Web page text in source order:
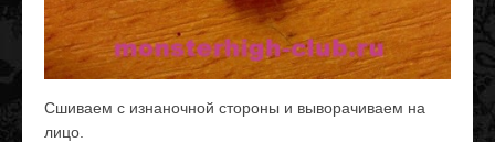
Сшиваем с изнаночной стороны и выворачиваем на
лицо.